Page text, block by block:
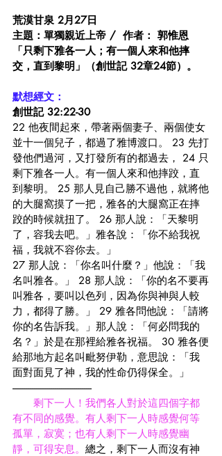
荒漠甘泉 2月27日
主題：單獨親近上帝 /  作者： 郭惟恩
「只剩下雅各一人；有一個人來和他摔
交，直到黎明」（創世記 32章24節）。
默想經文：
創世記 32:22-30
22 他夜間起來，帶著兩個妻子、兩個使女
並十一個兒子，都過了雅博渡口。 23 先打
發他們過河，又打發所有的都過去， 24 只
剩下雅各一人。有一個人來和他摔跤，直
到黎明。 25 那人見自己勝不過他，就將他
的大腿窩摸了一把，雅各的大腿窩正在摔
跤的時候就扭了。 26 那人說：「天黎明
了，容我去吧。」雅各說：「你不給我祝
福，我就不容你去。」
27 那人說：「你名叫什麼？」他說：「我
名叫雅各。」 28 那人說：「你的名不要再
叫雅各，要叫以色列，因為你與神與人較
力，都得了勝。」 29 雅各問他說：「請將
你的名告訴我。」那人說：「何必問我的
名？」於是在那裡給雅各祝福。 30 雅各便
給那地方起名叫毗努伊勒，意思說：「我
面對面見了神，我的性命仍得保全。」
--------------------------------------
剩下一人！我們各人對於這四個字都
有不同的感覺。有人剩下一人時感覺何等
孤單，寂寞；也有人剩下一人時感覺幽
靜，可得安息。 總之，剩下一人而沒有神